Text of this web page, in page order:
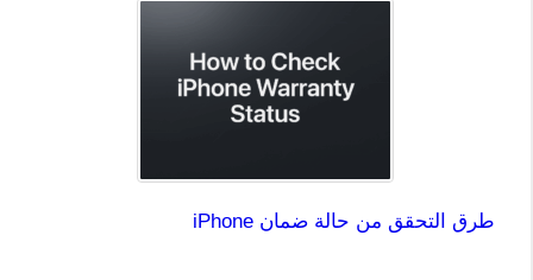
طرق التحقق من حالة ضمان iPhone